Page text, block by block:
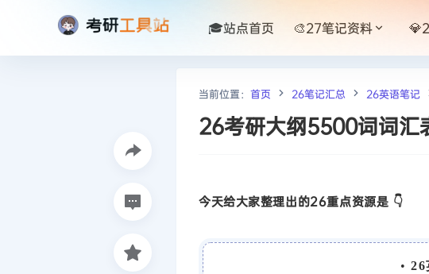
🎓站点首页 🎨27笔记资料
当前位置： 首页 26笔记汇总 26英语笔记
26考研大纲5500词词汇
今天给大家整理出的26重点资源是 👇
• 26